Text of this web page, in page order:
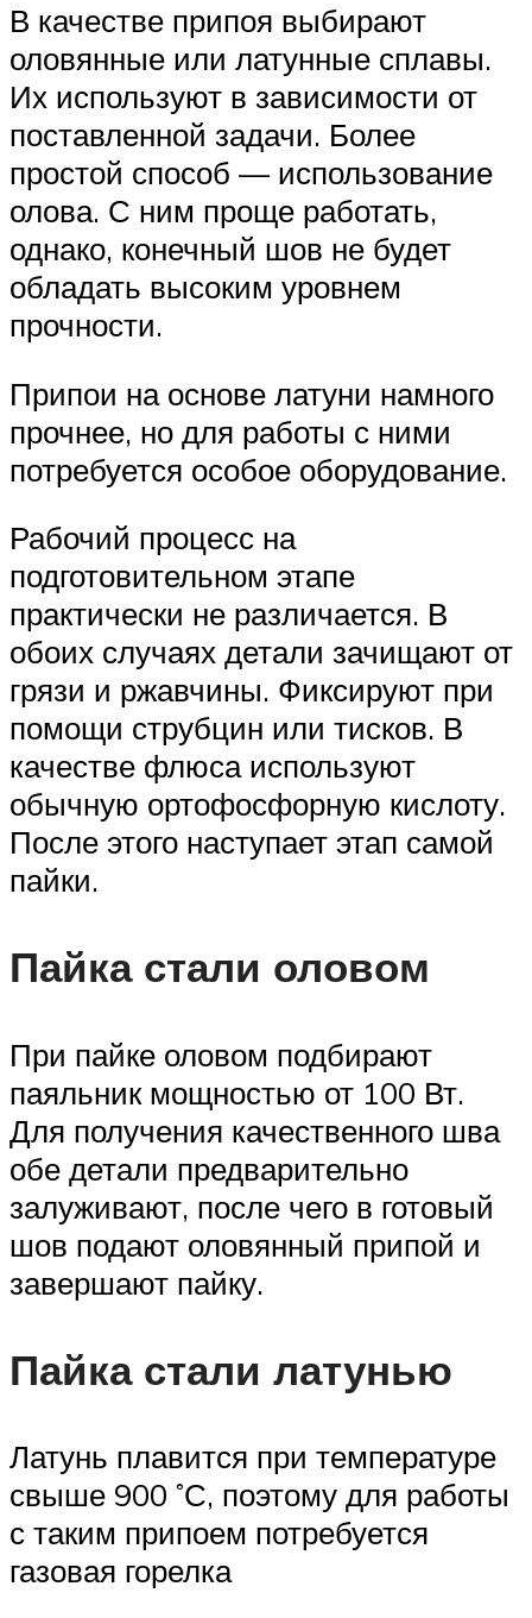
В качестве припоя выбирают
оловянные или латунные сплавы.
Их используют в зависимости от
поставленной задачи. Более
простой способ — использование
олова. С ним проще работать,
однако, конечный шов не будет
обладать высоким уровнем
прочности.
Припои на основе латуни намного
прочнее, но для работы с ними
потребуется особое оборудование.
Рабочий процесс на
подготовительном этапе
практически не различается. В
обоих случаях детали зачищают от
грязи и ржавчины. Фиксируют при
помощи струбцин или тисков. В
качестве флюса используют
обычную ортофосфорную кислоту.
После этого наступает этап самой
пайки.
Пайка стали оловом
При пайке оловом подбирают
паяльник мощностью от 100 Вт.
Для получения качественного шва
обе детали предварительно
залуживают, после чего в готовый
шов подают оловянный припой и
завершают пайку.
Пайка стали латунью
Латунь плавится при температуре
свыше 900 ˚С, поэтому для работы
с таким припоем потребуется
газовая горелка